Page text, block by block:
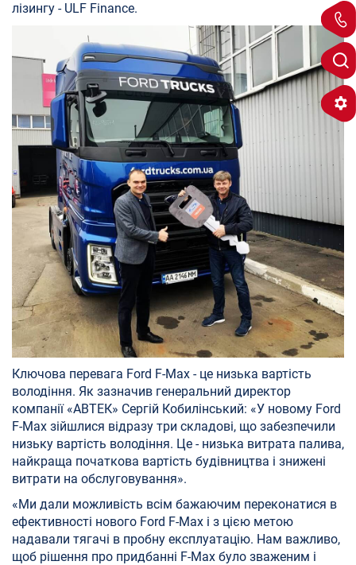
лізингу - ULF Finance.
Ключова перевага Ford F-Max - це низька вартість
володіння. Як зазначив генеральний директор
компанії «АВТЕК» Сергій Кобилінський: «У новому Ford
F-Max зійшлися відразу три складові, що забезпечили
низьку вартість володіння. Це - низька витрата палива,
найкраща початкова вартість будівництва і знижені
витрати на обслуговування».
«Ми дали можливість всім бажаючим переконатися в
ефективності нового Ford F-Max і з цією метою
надавали тягачі в пробну експлуатацію. Нам важливо,
щоб рішення про придбанні F-Max було зваженим і